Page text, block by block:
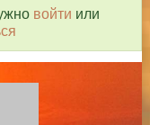
войти или